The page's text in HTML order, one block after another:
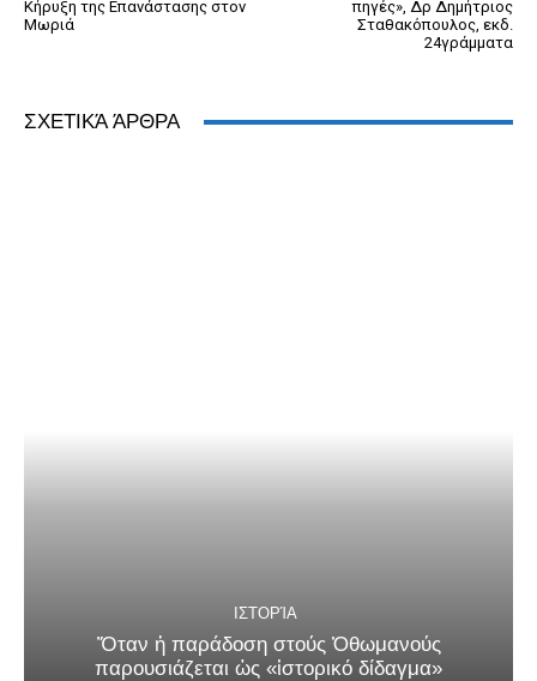
Κήρυξη της Επανάστασης στον
Μωριά
πηγές», Δρ Δημήτριος
Σταθακόπουλος, εκδ.
24γράμματα
ΣΧΕΤΙΚΆ ΆΡΘΡΑ
ΙΣΤΟΡΊΑ
Ὅταν ἡ παράδοση στούς Ὀθωμανούς
παρουσιάζεται ὡς «ἱστορικό δίδαγμα»